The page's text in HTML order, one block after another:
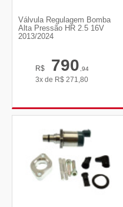
Válvula Regulagem Bomba
Alta Pressão HR 2.5 16V
2013/2024
R$ 790,94
3x de R$ 271,80